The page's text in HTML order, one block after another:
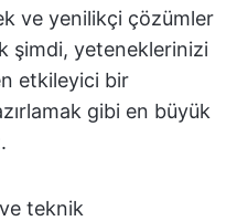
ve yenilikçi çözümler
şimdi, yeteneklerinizi
etkileyici bir
gibi en büyük
teknik